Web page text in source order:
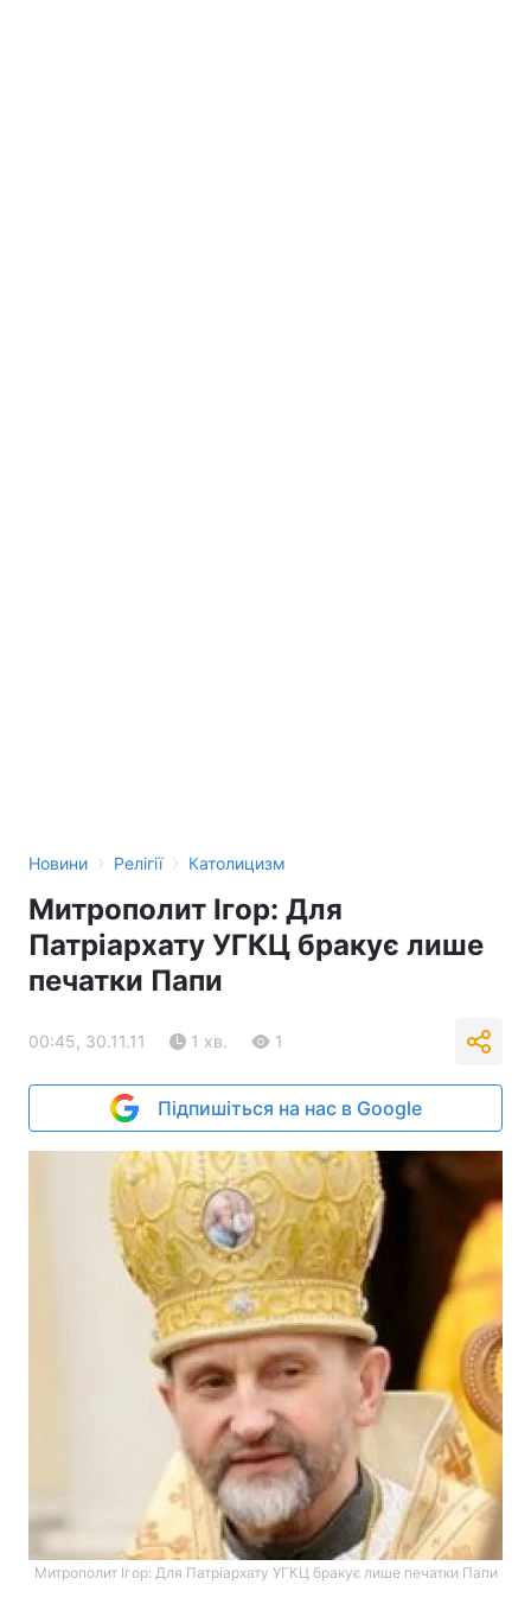
Новини › Релігії › Католицизм
Митрополит Ігор: Для
Патріархату УГКЦ бракує лише
печатки Папи
00:45, 30.11.11 1 хв. 1
Підпишіться на нас в Google
Митрополит Ігор: Для Патріархату УГКЦ бракує лише печатки Папи